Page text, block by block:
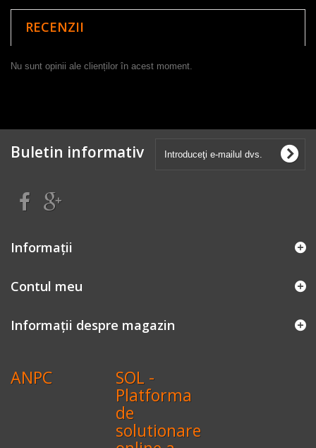
RECENZII
Nu sunt opinii ale clienților în acest moment.
Buletin informativ
Informaţii
Contul meu
Informații despre magazin
ANPC SOL -
Platforma
de
solutionare